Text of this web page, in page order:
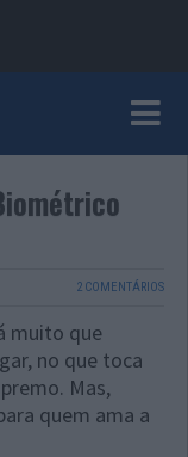
2 COMENTÁRIOS
muito que
no que toca
Mas,
quem ama a